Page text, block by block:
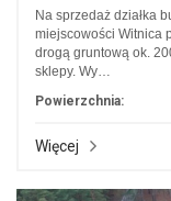
Na sprzedaż działka
miejscowości Witnica
drogą gruntową ok.
sklepy. Wy…
Powierzchnia:
Więcej